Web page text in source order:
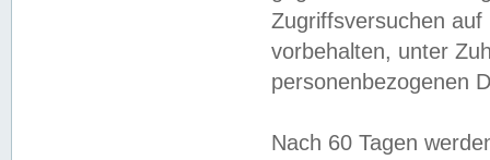
Zugriffsversuchen
vorbehalten, unter
personenbezogenen
Nach 60 Tagen